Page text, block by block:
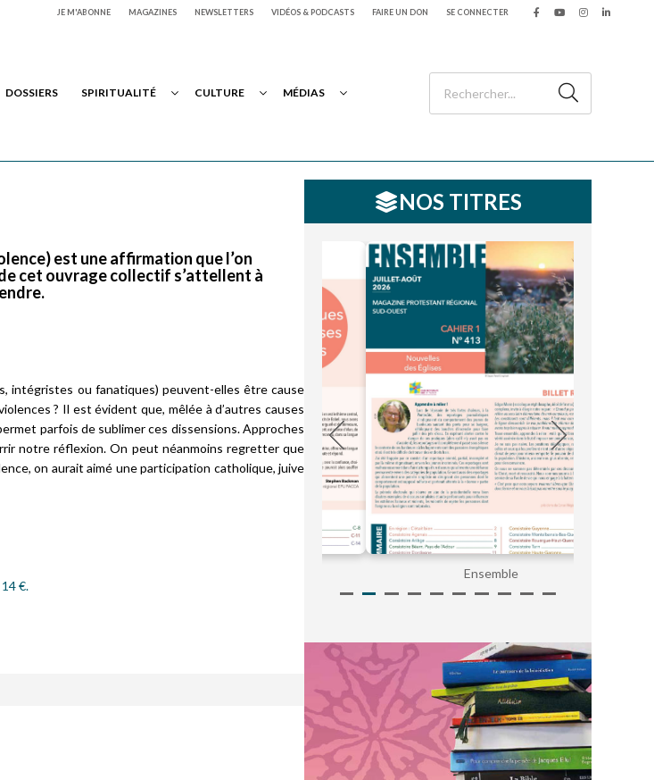
JE M'ABONNE MAGAZINES NEWSLETTERS VIDÉOS & PODCASTS FAIRE UN DON SE CONNECTER
DOSSIERS SPIRITUALITÉ CULTURE MÉDIAS
est une affirmation que l’on
cet ouvrage collectif s’attellent à
intégristes ou fanatiques) peuvent-elles être cause
? Il est évident que, mêlée à d’autres causes
parfois de sublimer ces dissensions. Approches
notre réflexion. On peut néanmoins regretter que
on aurait aimé une participation catholique, juive
€.
NOS TITRES
Ensemble